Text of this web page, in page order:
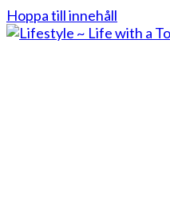
Hoppa till innehåll